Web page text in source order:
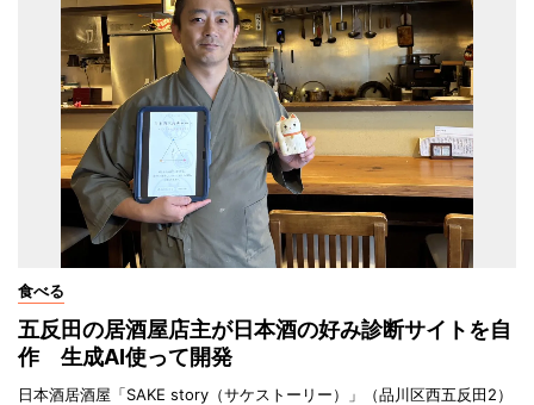
食べる
五反田の居酒屋店主が日本酒の好み診断サイトを自
作 生成AI使って開発
日本酒居酒屋「SAKE story（サケストーリー）」（品川区西五反田2）